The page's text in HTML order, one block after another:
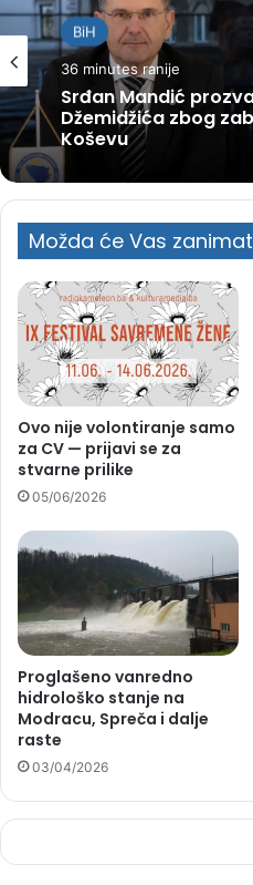
BiH
36 minutes ranije
Srđan Mandić
Džemidžića zbog
Koševu
Možda će Vas
Ovo nije volontiranje samo
za CV — prijavi se za
stvarne prilike
05/06/2026
Proglašeno vanredno
hidrološko stanje na
Modracu, Spreča i dalje
raste
03/04/2026